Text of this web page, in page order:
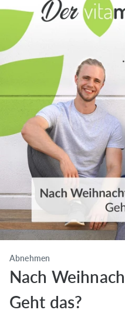
Abnehmen
Nach
Geht das?